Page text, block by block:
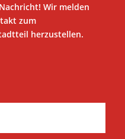
Wir melden
zum
herzustellen.